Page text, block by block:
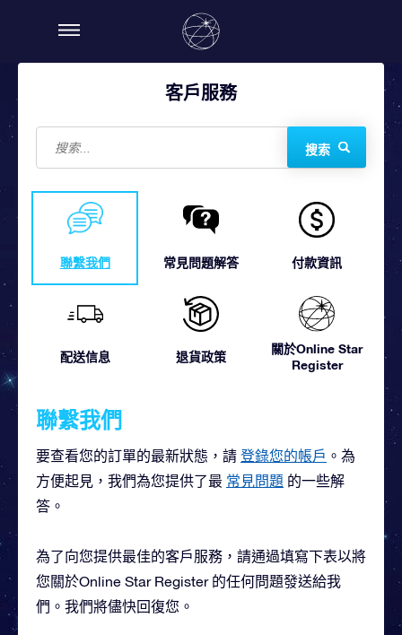
客戶服務
搜索
聯繫我們 常見問題解答 付款資訊
配送信息 退貨政策
關於Online Star
Register
聯繫我們
要查看您的訂單的最新狀態，請 登錄您的帳戶 。為
方便起見，我們為您提供了最 常見問題 的一些解
答。
為了向您提供最佳的客戶服務，請通過填寫下表以將
您關於Online Star Register 的任何問題發送給我
們。我們將儘快回復您。